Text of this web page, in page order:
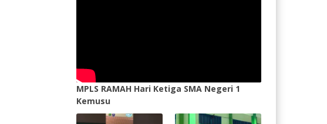
MPLS RAMAH Hari Ketiga SMA Negeri 1
Kemusu